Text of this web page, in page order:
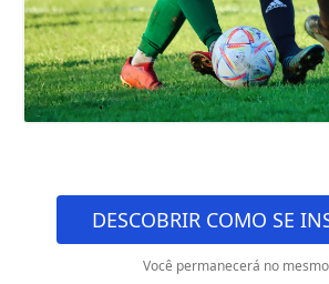
DESCOBRIR COMO SE
Você permanecerá no